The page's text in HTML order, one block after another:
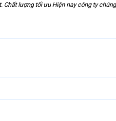
lượng tối ưu Hiện nay công ty